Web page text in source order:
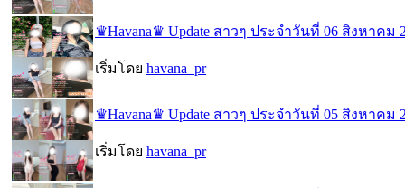
♛Havana♛ Update สาวๆ ประจำวันที่ 06 สิงหาคม
เริ่มโดย havana_pr
♛Havana♛ Update สาวๆ ประจำวันที่ 05 สิงหาคม
เริ่มโดย havana_pr